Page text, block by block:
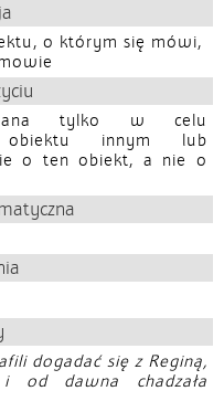
o którym się mówi,
tylko w celu
obiektu innym lub
o ten obiekt, a nie o
dogadać się z Reginą,
od dawna chadzała